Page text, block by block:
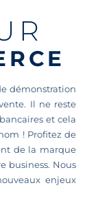
démonstration
Il ne reste
et cela
! Profitez de
de la marque
business. Nous
enjeux